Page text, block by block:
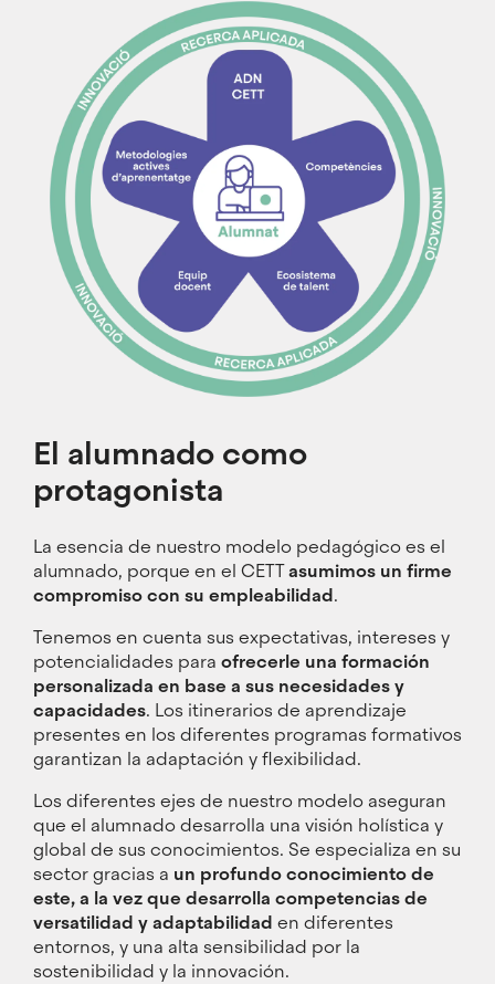
El alumnado como
protagonista
La esencia de nuestro modelo pedagógico es el
alumnado, porque en el CETTasumimos un firme
compromiso con su empleabilidad.
Tenemos en cuenta sus expectativas, intereses y
potencialidades para ofrecerle una formación
personalizada en base a sus necesidades y
capacidades. Los itinerarios de aprendizaje
presentes en los diferentes programas formativos
garantizan la adaptación y flexibilidad.
Los diferentes ejes de nuestro modelo aseguran
que el alumnado desarrolla una visión holística y
global de sus conocimientos. Se especializa en su
sector gracias a un profundo conocimiento de
este, a la vez que desarrolla competencias de
versatilidad y adaptabilidad en diferentes
entornos, y una alta sensibilidad por la
sostenibilidad y la innovación.